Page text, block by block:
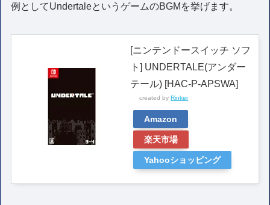
例としてUndertaleというゲームのBGMを挙げます。
[ニンテンドースイッチ ソフ
ト] UNDERTALE(アンダー
テール) [HAC-P-APSWA]
created byRinker
Amazon
楽天市場
Yahooショッピング